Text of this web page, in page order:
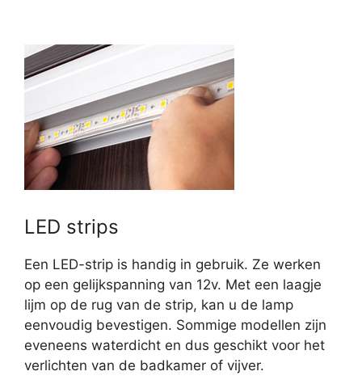
LED strips
Een LED-strip is handig in gebruik. Ze werken
op een gelijkspanning van 12v. Met een laagje
lijm op de rug van de strip, kan u de lamp
eenvoudig bevestigen. Sommige modellen zijn
eveneens waterdicht en dus geschikt voor het
verlichten van de badkamer of vijver.